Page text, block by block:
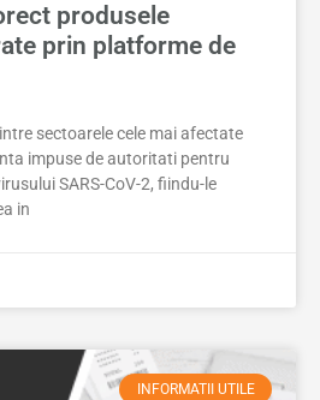
produsele
prin platforme de
sectoarele cele mai afectate
impuse de autoritati pentru
SARS-CoV-2, fiindu-le
in
INFORMATII UTILE